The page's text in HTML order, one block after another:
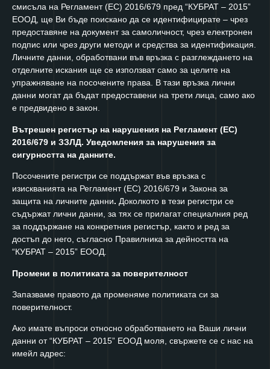
смисъла на Регламент (ЕС) 2016/679 пред “КУБРАТ – 2015”
ЕООД, ще Ви бъде поискано да се идентифицирате – чрез
предоставяне на документ за самоличност, чрез електронен
подпис или чрез други методи и средства за идентификация.
Личните данни, обработвани във връзка с разглеждането на
отделните искания ще се използват само за целите на
упражняване на посочените права. В тази връзка лични
данни могат да бъдат предоставени на трети лица, само ако
е предвидено в закон.
Вътрешен регистър на нарушения на Регламент (ЕС)
2016/679 и ЗЗЛД. Уведомления за нарушения за
сигурността на данните.
Посочените регистри се поддържат във връзка с
изискванията на Регламент (ЕС) 2016/679 и Закона за
защита на личните данни. Доколкото в тези регистри се
съдържат лични данни, за тях се прилагат специалния ред
за поддържане на конкретния регистър, както и ред за
достъп до него, съгласно Правилника за дейността на
“КУБРАТ – 2015” ЕООД.
Промени в политиката за поверителност
Запазваме правото да променяме политиката си за
поверителност.
Ако имате въпроси относно обработването на Ваши лични
данни от “КУБРАТ – 2015” ЕООД моля, свържете се с нас на
имейл адрес: